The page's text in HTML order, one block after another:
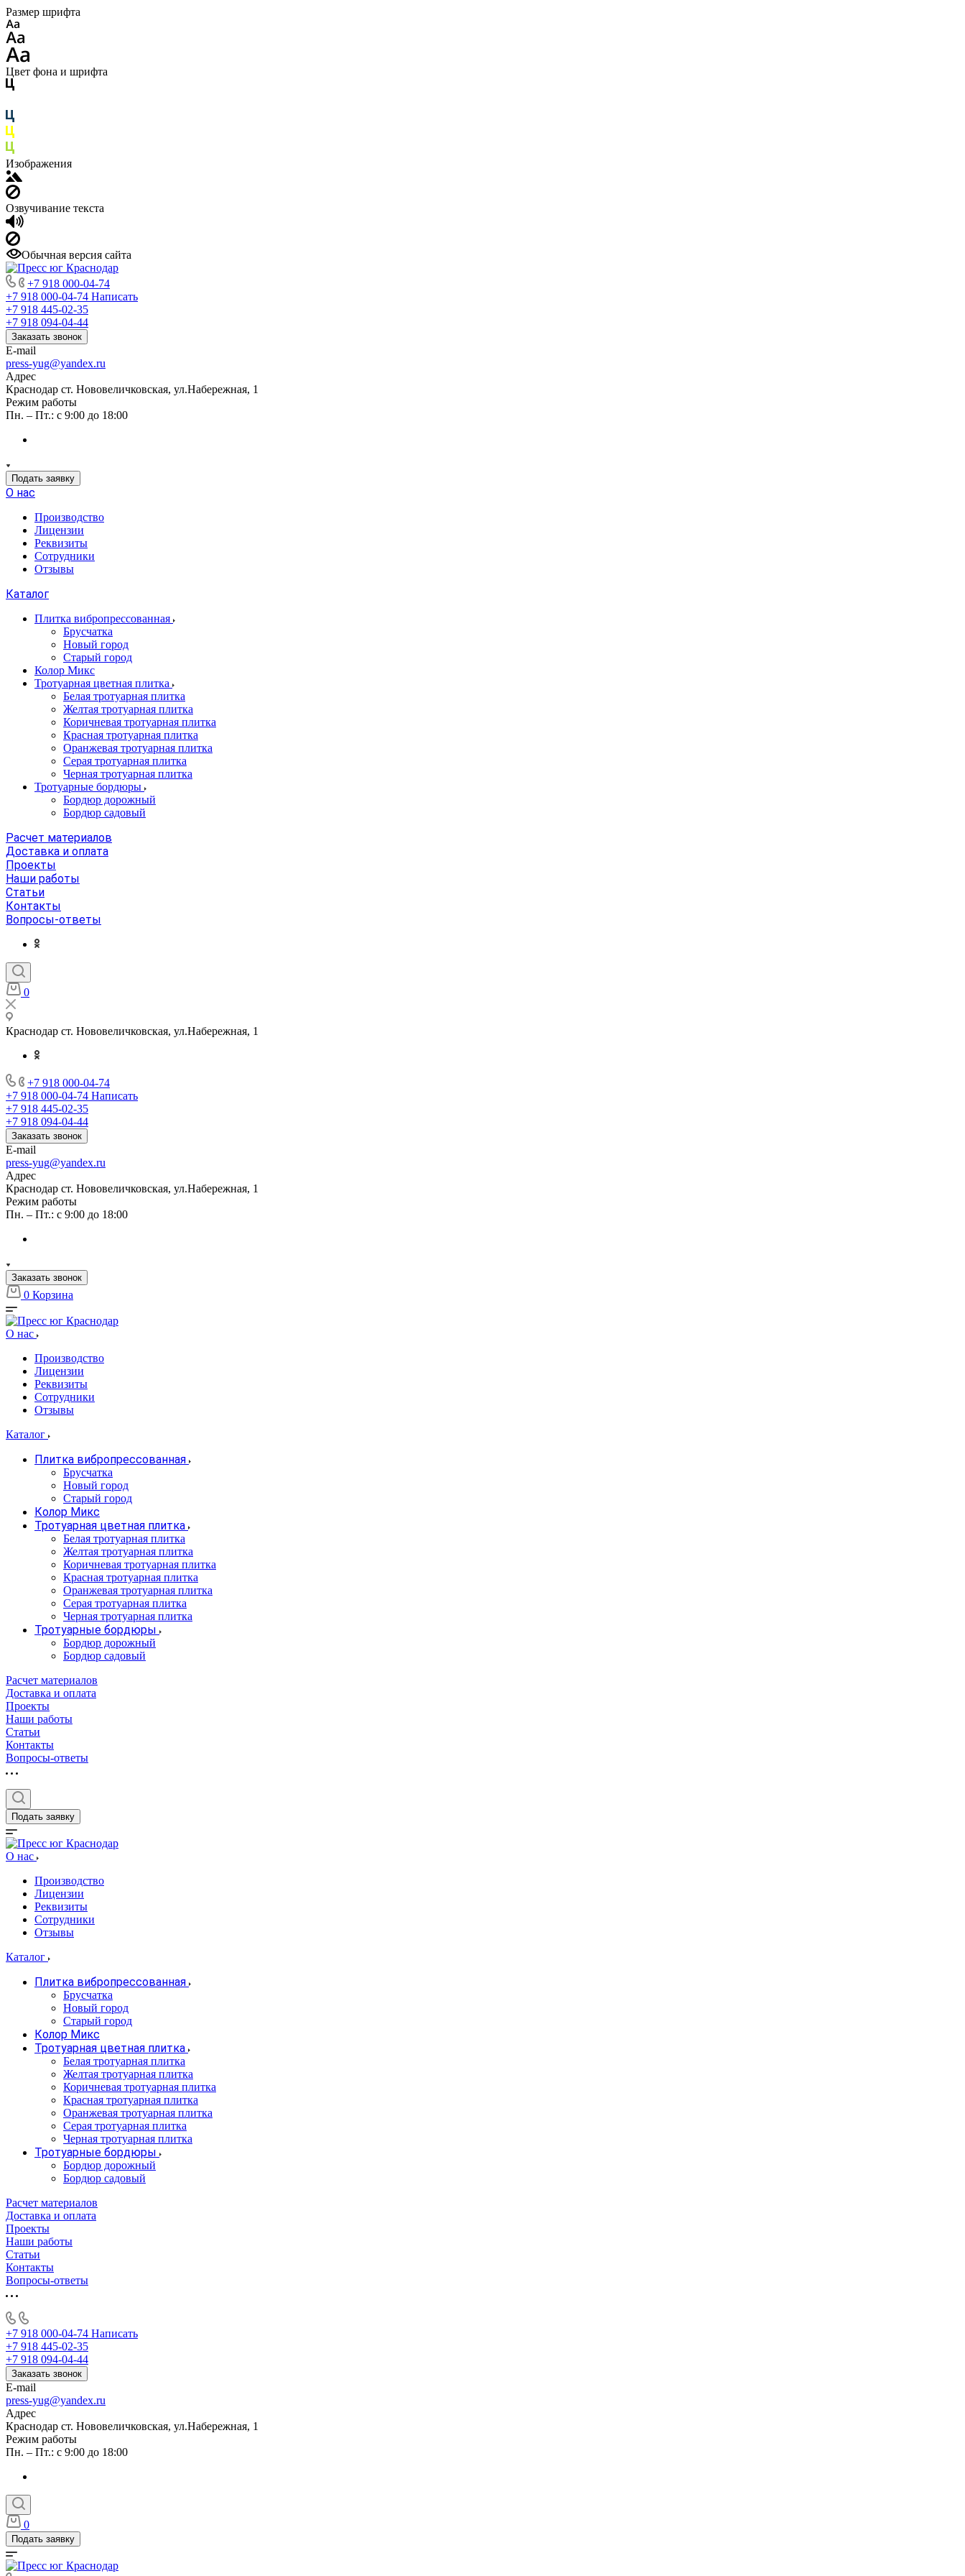
Размер шрифта
Цвет фона и шрифта
Изображения
Озвучивание текста
Обычная версия сайта
+7 918 000-04-74
+7 918 000-04-74 Написать
+7 918 445-02-35
+7 918 094-04-44
Заказать звонок
E-mail
press-yug@yandex.ru
Адрес
Краснодар ст. Нововеличковская, ул.Набережная, 1
Режим работы
Пн. – Пт.: с 9:00 до 18:00
Подать заявку
О нас
Производство
Лицензии
Реквизиты
Сотрудники
Отзывы
Каталог
Плитка вибропрессованная
Брусчатка
Новый город
Старый город
Колор Микс
Тротуарная цветная плитка
Белая тротуарная плитка
Желтая тротуарная плитка
Коричневая тротуарная плитка
Красная тротуарная плитка
Оранжевая тротуарная плитка
Серая тротуарная плитка
Черная тротуарная плитка
Тротуарные бордюры
Бордюр дорожный
Бордюр садовый
Расчет материалов
Доставка и оплата
Проекты
Наши работы
Статьи
Контакты
Вопросы-ответы
0
Краснодар ст. Нововеличковская, ул.Набережная, 1
+7 918 000-04-74
+7 918 000-04-74 Написать
+7 918 445-02-35
+7 918 094-04-44
Заказать звонок
E-mail
press-yug@yandex.ru
Адрес
Краснодар ст. Нововеличковская, ул.Набережная, 1
Режим работы
Пн. – Пт.: с 9:00 до 18:00
Заказать звонок
0 Корзина
О нас
Производство
Лицензии
Реквизиты
Сотрудники
Отзывы
Каталог
Плитка вибропрессованная
Брусчатка
Новый город
Старый город
Колор Микс
Тротуарная цветная плитка
Белая тротуарная плитка
Желтая тротуарная плитка
Коричневая тротуарная плитка
Красная тротуарная плитка
Оранжевая тротуарная плитка
Серая тротуарная плитка
Черная тротуарная плитка
Тротуарные бордюры
Бордюр дорожный
Бордюр садовый
Расчет материалов
Доставка и оплата
Проекты
Наши работы
Статьи
Контакты
Вопросы-ответы
Подать заявку
О нас
Производство
Лицензии
Реквизиты
Сотрудники
Отзывы
Каталог
Плитка вибропрессованная
Брусчатка
Новый город
Старый город
Колор Микс
Тротуарная цветная плитка
Белая тротуарная плитка
Желтая тротуарная плитка
Коричневая тротуарная плитка
Красная тротуарная плитка
Оранжевая тротуарная плитка
Серая тротуарная плитка
Черная тротуарная плитка
Тротуарные бордюры
Бордюр дорожный
Бордюр садовый
Расчет материалов
Доставка и оплата
Проекты
Наши работы
Статьи
Контакты
Вопросы-ответы
+7 918 000-04-74 Написать
+7 918 445-02-35
+7 918 094-04-44
Заказать звонок
E-mail
press-yug@yandex.ru
Адрес
Краснодар ст. Нововеличковская, ул.Набережная, 1
Режим работы
Пн. – Пт.: с 9:00 до 18:00
0
Подать заявку